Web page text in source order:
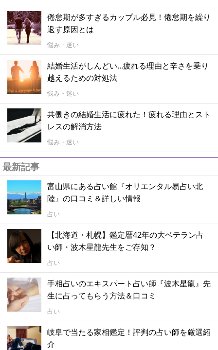
倦怠期が多すぎるカップル必見！倦怠期を繰り
返す原因とは
悩み・迷い
結婚生活がしんどい...疲れる理由と辛さを乗り
越えるための対処法
悩み・迷い
共働きの結婚生活に疲れた！疲れる理由とスト
レスの解消方法
悩み・迷い
最新記事
富山県にある占い館『オリエンタル易占い北
陸』の口コミ＆詳しい情報
占い
【北海道・札幌】鑑定暦42年の大ベテラン占
い師・波木星龍先生をご存知？
占い
手相占いのエキスパート占い師『波木星龍』先
生に占ってもらう方法＆口コミ
占い
岐阜で当たる家相鑑定！評判の占い師を厳選紹
介